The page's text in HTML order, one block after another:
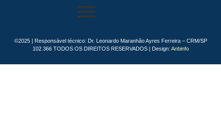
©2025 | Responsável técnico: Dr. Leonardo Maranhão Ayres Ferreira – CRM/SP
102.366 TODOS OS DIREITOS RESERVADOS | Design: Anbinfo